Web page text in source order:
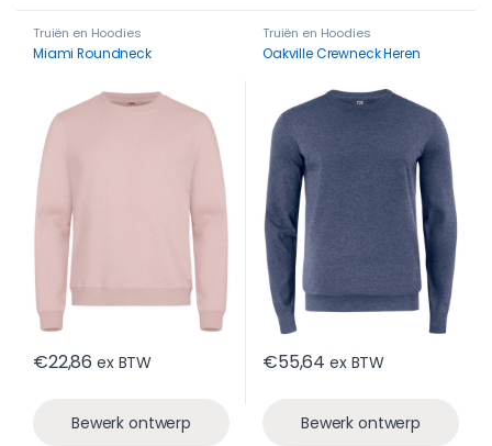
Truiën en Hoodies
Miami Roundneck
€22,86 ex BTW
Bewerk ontwerp
Truiën en Hoodies
Oakville Crewneck Heren
€55,64 ex BTW
Bewerk ontwerp